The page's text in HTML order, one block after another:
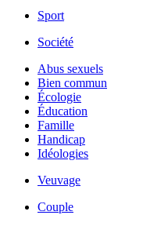
Sport
Société
Abus sexuels
Bien commun
Écologie
Éducation
Famille
Handicap
Idéologies
Veuvage
Couple